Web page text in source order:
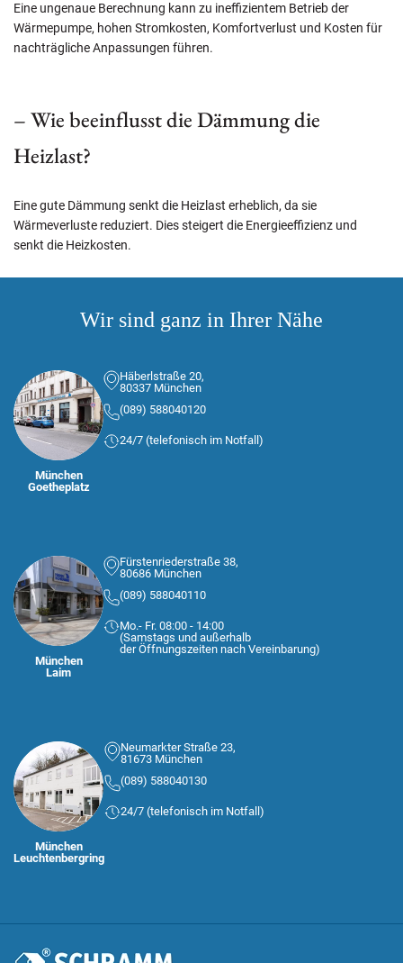
Eine ungenaue Berechnung kann zu ineffizientem Betrieb der
Wärmepumpe, hohen Stromkosten, Komfortverlust und Kosten für
nachträgliche Anpassungen führen.
– Wie beeinflusst die Dämmung die
Heizlast?
Eine gute Dämmung senkt die Heizlast erheblich, da sie
Wärmeverluste reduziert. Dies steigert die Energieeffizienz und
senkt die Heizkosten.
Wir sind ganz in Ihrer Nähe
München
Goetheplatz
Häberlstraße 20,
80337 München
(089) 588040120
24/7 (telefonisch im Notfall)
München
Laim
Fürstenriederstraße 38,
80686 München
(089) 588040110
Mo.- Fr. 08:00 - 14:00
(Samstags und außerhalb
der Öffnungszeiten nach Vereinbarung)
München
Leuchtenbergring
Neumarkter Straße 23,
81673 München
(089) 588040130
24/7 (telefonisch im Notfall)